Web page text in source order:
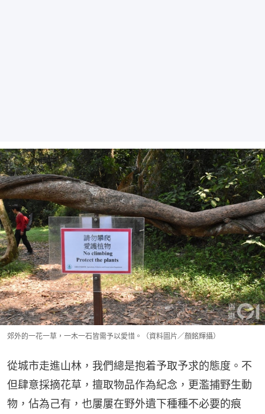
郊外的一花一草，一木一石皆需予以愛惜。（資料圖片／顏銘輝攝）
從城市走進山林，我們總是抱着予取予求的態度。不
但肆意採摘花草，擅取物品作為紀念，更濫捕野生動
物，佔為己有，也屢屢在野外遺下種種不必要的痕